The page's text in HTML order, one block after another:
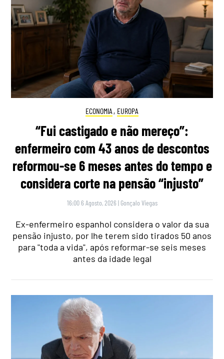
ECONOMIA , EUROPA
“Fui castigado e não mereço”:
enfermeiro com 43 anos de descontos
reformou-se 6 meses antes do tempo e
considera corte na pensão “injusto”
16:00 6 Agosto, 2026 | Gonçalo Viegas
Ex-enfermeiro espanhol considera o valor da sua
pensão injusto, por lhe terem sido tirados 50 anos
para "toda a vida", após reformar-se seis meses
antes da idade legal